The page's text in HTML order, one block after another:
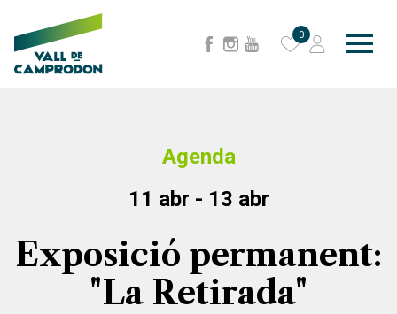
0
Agenda
11 abr - 13 abr
Exposició permanent:
"La Retirada"